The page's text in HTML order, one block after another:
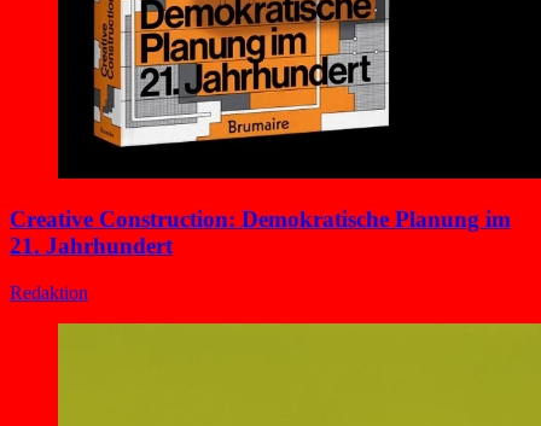
Creative Construction: Demokratische Planung im
21. Jahrhundert
Redaktion